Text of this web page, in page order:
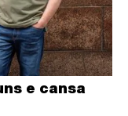
e cansa